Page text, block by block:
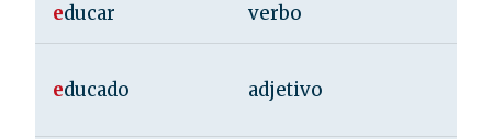
educar verbo
educado adjetivo